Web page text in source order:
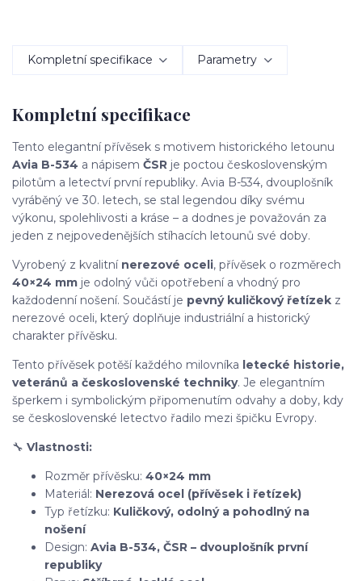
Kompletní specifikace Parametry
Kompletní specifikace
Tento elegantní přívěsek s motivem historického letounu
Avia B-534 a nápisem ČSR je poctou československým
pilotům a letectví první republiky. Avia B-534, dvouplošník
vyráběný ve 30. letech, se stal legendou díky svému
výkonu, spolehlivosti a kráse – a dodnes je považován za
jeden z nejpovedenějších stíhacích letounů své doby.
Vyrobený z kvalitní nerezové oceli, přívěsek o rozměrech
40×24 mm je odolný vůči opotřebení a vhodný pro
každodenní nošení. Součástí je pevný kuličkový řetízek z
nerezové oceli, který doplňuje industriální a historický
charakter přívěsku.
Tento přívěsek potěší každého milovníka letecké historie,
veteránů a československé techniky. Je elegantním
šperkem i symbolickým připomenutím odvahy a doby, kdy
se československé letectvo řadilo mezi špičku Evropy.
🔧 Vlastnosti:
Rozměr přívěsku: 40×24 mm
Materiál: Nerezová ocel (přívěsek i řetízek)
Typ řetízku: Kuličkový, odolný a pohodlný na
nošení
Design: Avia B-534, ČSR – dvouplošník první
republiky